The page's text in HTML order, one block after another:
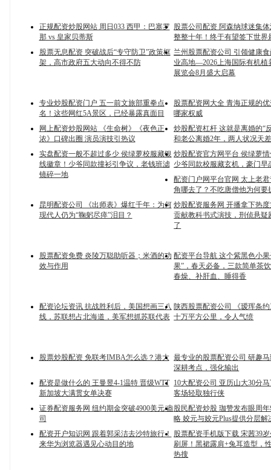
正规配资炒股网站 周日033 西甲：巴塞罗
那 vs 皇家贝蒂斯
股票公司配资 阿森纳球迷集
整整十年！终于有望签下世界
股票无息配资 突破战后“专守防卫”政策框
架，高市政府五大动向不得不防
兰州股票配资公司 引领健康
业高地—2026上海国际有机植
展览会8月盛大启幕
专业炒股配资门户 五一前文旅部重拳点
名！这些网红5A景区，已经暴露真面目
股票配资网大全 青海正规的
哪家权威
网上配资炒股网站 《生命树》《夜色正
浓》口碑出圈 演员演技引热议
炒股配资杠杆 这就是离婚的“
和老公离婚2年，两人状况天
实盘配资一般不超过多少 侯绿萝校服藏银
线徽章！少爷同款撞衫引争议，老钱班滤
镜碎一地
炒股配资官方网平台 侯绿萝
少爷同款校服藏玄机，豪门早
配资门户网平台官网 太上老
角哪去了？不吃唐僧他为何要
昆明配资公司 《出师表》爆红千年：为何
现代人仍为“鞠躬尽瘁”泪目？
炒股配资服务网 开播拿下热
贡献教科书式演技，刑侦悬疑
了
股票配资免费 炎陵万聪助听器；米酒的功
效与作用
配资平台导航 这个紫黑色小
果”，春天必备，三款简单茶
春燥、补肝血、睡得香
配资论坛资讯 抗战胜利后，美国想画三八
线，苏联想占北海道，美军想抓苏联代表
陕西股票配资公司 《瑷珲条
十万平方公里，令人气愤
股票炒股配资 免联考IMBA怎么选？港大 最专业的股票配资公司 研趣
深耕考点，强化输出
配资是做什么的 王曼昱4-1温特 晋级WTT
新加坡大满贯女单决赛
10大配资公司 亚历山大30分
客场轻取独行侠
证券配资服务网 纽约期金突破4900美元/盎
司
股民配资炒股 珈赞发布眼周
略 姣元与姣元Plus提供分层解
配资开户知识网 跟着郭采洁去沙特旅行！
来华为浏览器遇见心动目的地
股票配资手机版下载 宋茜39
刷屏！黑裙露肩+兔耳造型，
热搜